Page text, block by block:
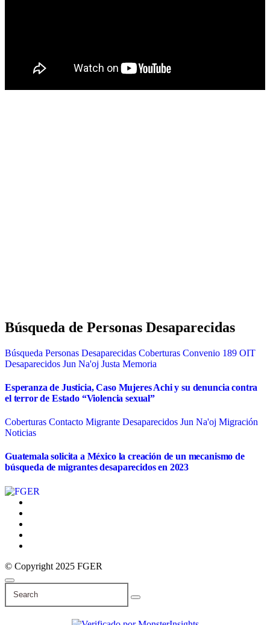
Búsqueda de Personas Desaparecidas
Búsqueda Personas Desaparecidas Coberturas Convenio 189 OIT
Desaparecidos Jun Na'oj Justa Memoria
Esperanza de Justicia, Caso Mujeres Achi y su denuncia contra
el terror de Estado “Violencia sexual”
Coberturas Contacto Migrante Desaparecidos Jun Na'oj Migración
Noticias
Guatemala solicita a México la creación de un mecanismo de
búsqueda de migrantes desaparecidos en 2023
© Copyright 2025 FGER